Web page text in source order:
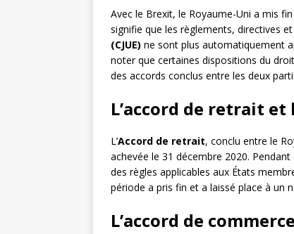
Avec le Brexit, le Royaume-Uni a mis
signifie que les règlements, directives
(CJUE) ne sont plus automatiquement
noter que certaines dispositions du
des accords conclus entre les deux
L’accord de retrait
L’Accord de retrait, conclu entre le
achevée le 31 décembre 2020.
des règles applicables aux États
période a pris fin et a laissé place à un
L’accord de